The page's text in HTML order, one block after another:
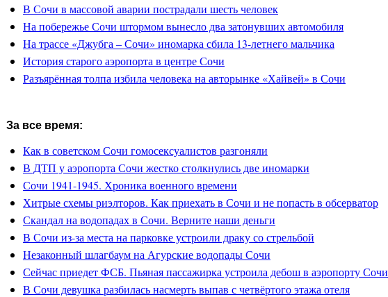
В Сочи в массовой аварии пострадали шесть человек
На побережье Сочи штормом вынесло два затонувших автомобиля
На трассе «Джубга – Сочи» иномарка сбила 13-летнего мальчика
История старого аэропорта в центре Сочи
Разъярённая толпа избила человека на авторынке «Хайвей» в Сочи
За все время:
Как в советском Сочи гомосексуалистов разгоняли
В ДТП у аэропорта Сочи жестко столкнулись две иномарки
Сочи 1941-1945. Хроника военного времени
Хитрые схемы риэлторов. Как приехать в Сочи и не попасть в обсерватор
Скандал на водопадах в Сочи. Верните наши деньги
В Сочи из-за места на парковке устроили драку со стрельбой
Незаконный шлагбаум на Агурские водопады Сочи
Сейчас приедет ФСБ. Пьяная пассажирка устроила дебош в аэропорту Сочи
В Сочи девушка разбилась насмерть выпав с четвёртого этажа отеля